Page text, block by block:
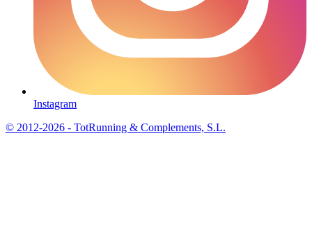
Instagram
© 2012-2026 - TotRunning & Complements, S.L.